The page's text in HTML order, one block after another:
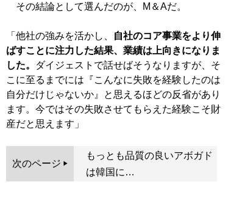
その結論として選んだのが、M＆Aだ。
「他社の強みを活かし、
自社のコア事業をより伸
ばすことに注力した結果、業績は上向きになりま
した。
ダイジェストで話せばそうなりますが、そ
こに至るまでには『こんなに失敗を経験したのは
自分だけじゃないか』と思えるほどの反省があり
ます。今ではその失敗させてもらえた経験こそ財
産だと思えます」
次のページ
もっとも品質の良いアボガド
は韓国に…